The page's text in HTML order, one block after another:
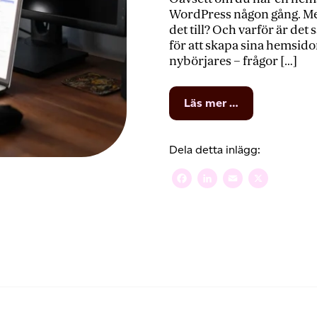
WordPress någon gång.
det till? Och varför är det
för att skapa sina
nybörjares – frågor […]
Läs mer …
Vad
WordPress?
En
guide
för
Dela detta inlägg:
Facebook
LinkedIn
Email